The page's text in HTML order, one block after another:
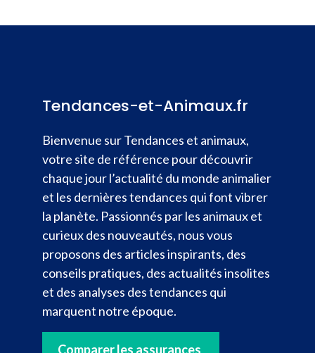
Tendances-et-Animaux.fr
Bienvenue sur Tendances et animaux,
votre site de référence pour découvrir
chaque jour l’actualité du monde animalier
et les dernières tendances qui font vibrer
la planète. Passionnés par les animaux et
curieux des nouveautés, nous vous
proposons des articles inspirants, des
conseils pratiques, des actualités insolites
et des analyses des tendances qui
marquent notre époque.
Comparer les assurances